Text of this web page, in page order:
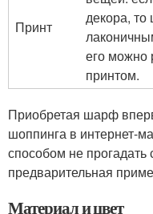
Принт
декора,
его можно
принтом.
Приобретая шарф
шоппинга в интернет-
способом не прогадать
предварительная
Материал и цвет